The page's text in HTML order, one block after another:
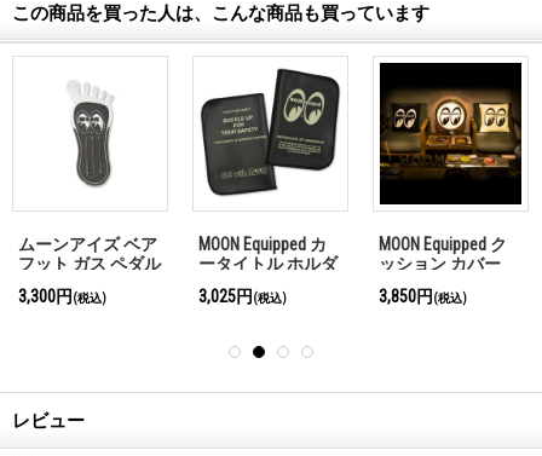
この商品を買った人は、こんな商品も買っています
ムーンアイズ ベア
フット ガス ペダル
3,300円(税込)
MOON Equipped カ
ータイトル ホルダ
3,025円(税込)
MOON Equipped ク
ッション カバー
3,850円(税込)
レビュー